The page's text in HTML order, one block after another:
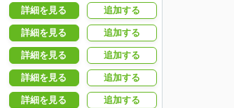
詳細を見る 追加する
詳細を見る 追加する
詳細を見る 追加する
詳細を見る 追加する
詳細を見る 追加する